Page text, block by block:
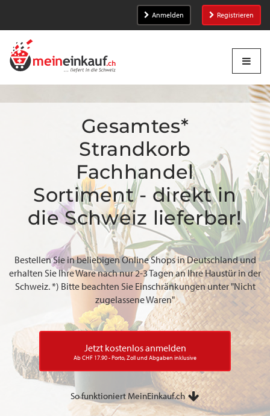
Anmelden Registrieren
Gesamtes*
Strandkorb
Fachhandel
Sortiment - direkt in
die Schweiz lieferbar!
Bestellen Sie in beliebigen Online Shops in Deutschland und
erhalten Sie Ihre Ware nach nur 2-3 Tagen an Ihre Haustür in der
Schweiz. *) Bitte beachten Sie Einschränkungen unter "Nicht
zugelassene Waren"
Jetzt kostenlos anmelden
Ab CHF 17.90 - Porto, Zoll und Abgaben inklusive
So funktioniert MeinEinkauf.ch